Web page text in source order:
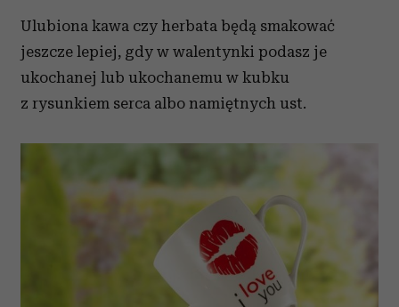
Ulubiona kawa czy herbata będą smakować
jeszcze lepiej, gdy w walentynki podasz je
ukochanej lub ukochanemu w kubku
z rysunkiem serca albo namiętnych ust.